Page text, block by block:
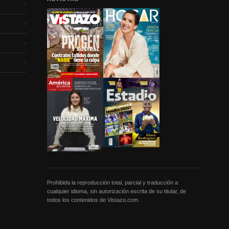
›
›
›
›
Prohibida la reproducción total, parcial y traducción a
cualquier idioma, sin autorización escrita de su titular, de
todos los contenidos de Vistazo.com.